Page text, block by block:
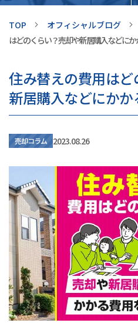
TOP オフィシャルブログ
はどのくらい？売却や新居購入などにか
住み替えの費用は
新居購入などにかか
売却コラム 2023.08.26